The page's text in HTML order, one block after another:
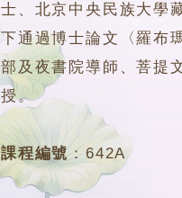
士、北京中央民族大學
下通過博士論文〈羅布
部及夜書院導師、菩提
授。
課程編號：642A